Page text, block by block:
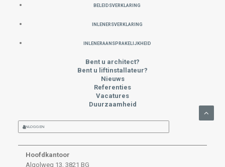
Beleidsverklaring
INLENERSVERKLARING
INLENERAANSPRAKELIJKHEID
Bent u architect?
Bent u liftinstallateur?
Nieuws
Referenties
Vacatures
Duurzaamheid
INLOGGEN
Hoofdkantoor
Algolweg 13, 3821 BG